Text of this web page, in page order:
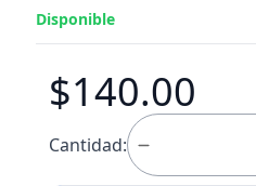
Disponible
$140.00
Cantidad: